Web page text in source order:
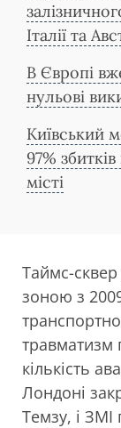
Італії та
В Європі
нульові
Київський
97%
місті
Таймс-
зоною з
травматизм
кількість
Лондоні
Темзу, і ЗМІ